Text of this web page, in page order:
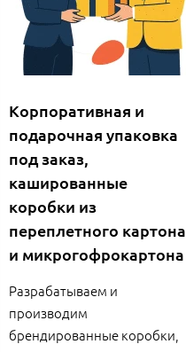
Корпоративная и
подарочная упаковка
под заказ,
кашированные
коробки из
переплетного картона
и микрогофрокартона
Разрабатываем и
производим
брендированные коробки,